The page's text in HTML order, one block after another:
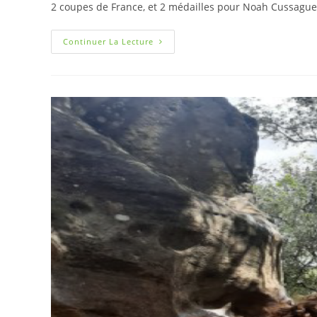
2 coupes de France, et 2 médailles pour Noah
Continuer La Lecture